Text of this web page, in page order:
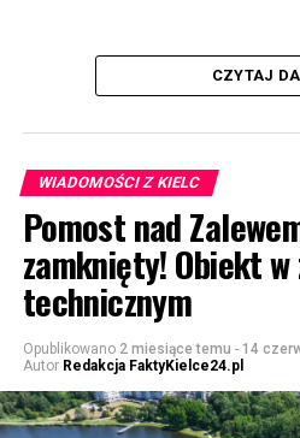
CZYTAJ
WIADOMOŚCI Z KIELC
Pomost nad
zamknięty! Obiekt w
technicznym
Opublikowano 2 miesiące temu - 14
Autor Redakcja FaktyKielce24.pl